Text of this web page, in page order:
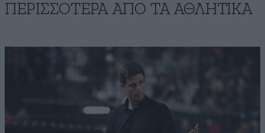
ΠΕΡΙΣΣΟΤΕΡΑ ΑΠΟ ΤA ΑΘΛΗΤΙΚΑ